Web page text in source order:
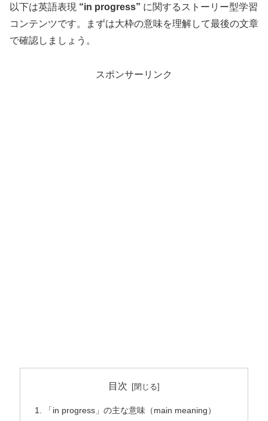
以下は英語表現 “in progress” に関するストーリー型学習
コンテンツです。まずは大枠の意味を理解して最後の文章
で確認しましょう。
スポンサーリンク
目次
「in progress」の主な意味（main meaning）